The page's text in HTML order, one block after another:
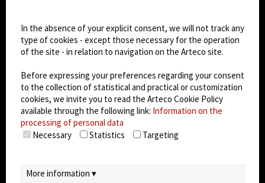
Dark Mode
© 2026Arteco srl - Società soggetta a direzione
socio unico)
Partita IVA: 02814270399 - Sede Legale: Via Pana
180, 48018 Faenza (RA) Italy - REA: RA - 261533 -
Capitale sociale sottoscritto: €100.000,00
privacy-cookie policy- EULA/DPA
In the absence of your explicit consent, we will not track any
type of cookies - except those necessary for the operation
of the site - in relation to navigation on the Arteco site.
Before expressing your preferences regarding your consent
to the collection of statistical and practical or customization
cookies, we invite you to read the Arteco Cookie Policy
available through the following link: Information on the
processing of personal data
Necessary
Statistics Targeting
More information ▾